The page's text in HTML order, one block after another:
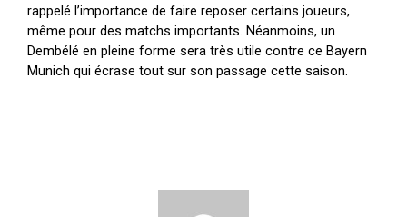
rappelé l’importance de faire reposer certains joueurs,
même pour des matchs importants. Néanmoins, un
Dembélé en pleine forme sera très utile contre ce Bayern
Munich qui écrase tout sur son passage cette saison.